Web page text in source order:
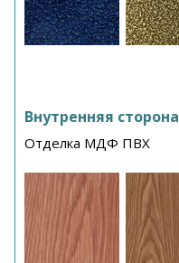
Внутренняя сторона
Отделка МДФ ПВХ